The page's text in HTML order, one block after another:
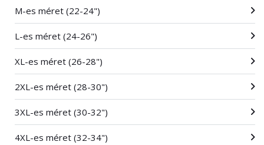
M-es méret (22-24")
L-es méret (24-26")
XL-es méret (26-28")
2XL-es méret (28-30")
3XL-es méret (30-32")
4XL-es méret (32-34")